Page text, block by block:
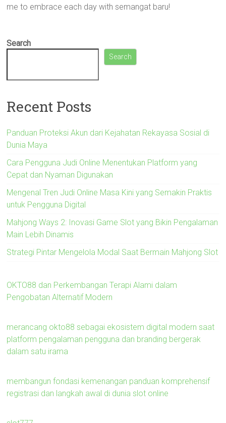
me to embrace each day with semangat baru!
Search
Search
Recent Posts
Panduan Proteksi Akun dari Kejahatan Rekayasa Sosial di
Dunia Maya
Cara Pengguna Judi Online Menentukan Platform yang
Cepat dan Nyaman Digunakan
Mengenal Tren Judi Online Masa Kini yang Semakin Praktis
untuk Pengguna Digital
Mahjong Ways 2: Inovasi Game Slot yang Bikin Pengalaman
Main Lebih Dinamis
Strategi Pintar Mengelola Modal Saat Bermain Mahjong Slot
OKTO88 dan Perkembangan Terapi Alami dalam
Pengobatan Alternatif Modern
merancang okto88 sebagai ekosistem digital modern saat
platform pengalaman pengguna dan branding bergerak
dalam satu irama
membangun fondasi kemenangan panduan komprehensif
registrasi dan langkah awal di dunia slot online